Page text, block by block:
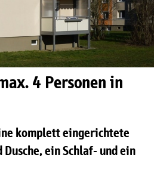
4 Personen in
komplett eingerichtete
ein Schlaf- und ein